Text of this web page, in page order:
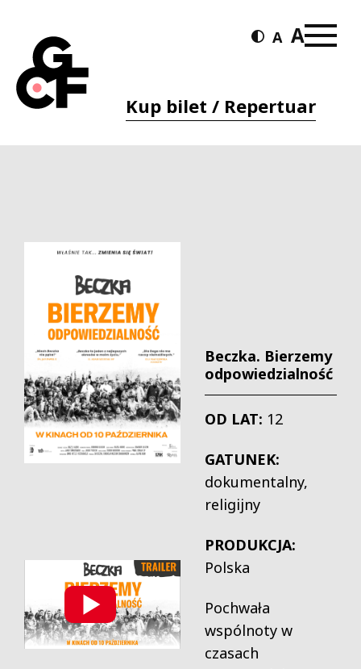
Kup bilet / Repertuar
Beczka. Bierzemy
odpowiedzialność
OD LAT: 12
GATUNEK:
dokumentalny,
religijny
PRODUKCJA:
Polska
Pochwała
wspólnoty w
czasach